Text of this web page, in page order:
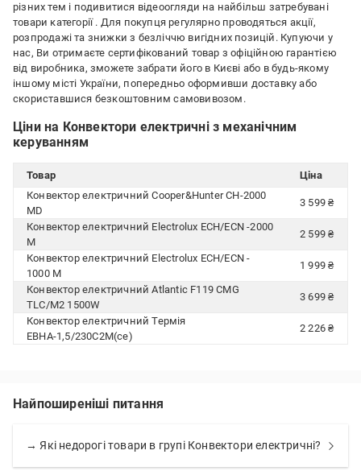
різних тем і подивитися відеоогляди на найбільш затребувані
товари категорії . Для покупця регулярно проводяться акції,
розпродажі та знижки з безліччю вигідних позицій. Купуючи у
нас, Ви отримаєте сертифікований товар з офіційною гарантією
від виробника, зможете забрати його в Києві або в будь-якому
іншому місті України, попередньо оформивши доставку або
скориставшися безкоштовним самовивозом.
Ціни на Конвектори електричні з механічним
керуванням
Товар
Ціна
Конвектор електричний Cooper&Hunter CH-2000
MD
3 599 ₴
Конвектор електричний Electrolux ECH/ECN -2000
M
2 599 ₴
Конвектор електричний Electrolux ECH/ECN -
1000 M
1 999 ₴
Конвектор електричний Atlantic F119 CMG
TLC/M2 1500W
3 699 ₴
Конвектор електричний Термія
ЕВНА-1,5/230С2M(се)
2 226 ₴
Найпоширеніші питання
→ Які недорогі товари в групі Конвектори електричні?